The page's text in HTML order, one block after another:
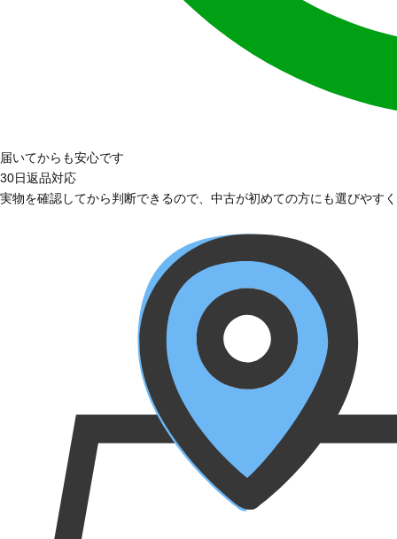
届いてからも安心です
30日返品対応
実物を確認してから判断できるので、中古が初めての方にも選びやす